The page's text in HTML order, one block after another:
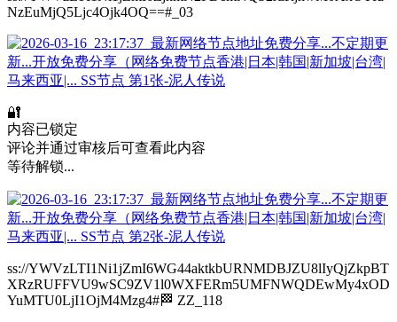
NzEuMjQ5Ljc4Ojk4OQ==#_03
🔐
内容已锁定
评论并通过审核后可查看此内容
等待解锁...
ss://YWVzLTI1Ni1jZmI6WG44aktkbURNMDBJZU8lIyQjZkpBT
XRzRUFFVU9wSC9ZV1l0WXFERm5UMFNWQDEwMy4xOD
YuMTU0LjI1OjM4Mzg4#🏁 ZZ_118